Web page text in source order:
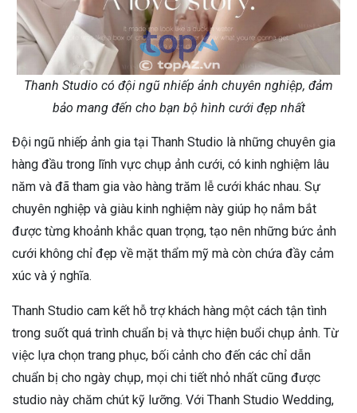
Thanh Studio có đội ngũ nhiếp ảnh chuyên nghiệp, đảm
bảo mang đến cho bạn bộ hình cưới đẹp nhất
Đội ngũ nhiếp ảnh gia tại Thanh Studio là những chuyên gia
hàng đầu trong lĩnh vực chụp ảnh cưới, có kinh nghiệm lâu
năm và đã tham gia vào hàng trăm lễ cưới khác nhau. Sự
chuyên nghiệp và giàu kinh nghiệm này giúp họ nắm bắt
được từng khoảnh khắc quan trọng, tạo nên những bức ảnh
cưới không chỉ đẹp về mặt thẩm mỹ mà còn chứa đầy cảm
xúc và ý nghĩa.
Thanh Studio cam kết hỗ trợ khách hàng một cách tận tình
trong suốt quá trình chuẩn bị và thực hiện buổi chụp ảnh. Từ
việc lựa chọn trang phục, bối cảnh cho đến các chỉ dẫn
chuẩn bị cho ngày chụp, mọi chi tiết nhỏ nhất cũng được
studio này chăm chút kỹ lưỡng. Với Thanh Studio Wedding,